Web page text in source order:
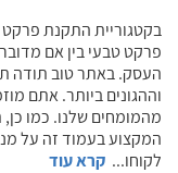
בקטגוריית התקנת
פרקט טבעי בין אם
העסק. באתר טוב תודה
וההגונים ביותר. אתם
מהמומחים שלנו. כמו
המקצוע בעמוד זה על
לקוחו... קרא עוד